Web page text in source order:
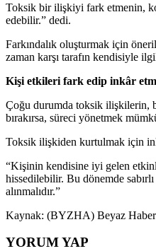
Toksik bir ilişkiyi fark etmenin,
edebilir.” dedi.
Farkındalık oluşturmak için
zaman karşı tarafın kendisiyle
Kişi etkileri fark edip inkâr
Çoğu durumda toksik ilişkilerin,
bırakırsa, süreci yönetmek
Toksik ilişkiden kurtulmak için
“Kişinin kendisine iyi gelen
hissedilebilir. Bu dönemde
alınmalıdır.”
Kaynak: (BYZHA) Beyaz Haber
YORUM YAP